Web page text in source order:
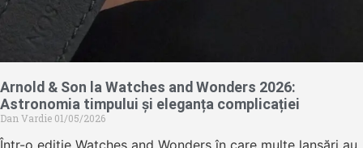
Arnold & Son la Watches and Wonders 2026:
Astronomia timpului și eleganța complicației
Dan Vardie 01/05/2026